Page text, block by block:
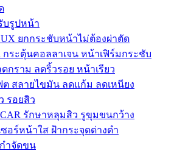
บรูปหน้า
ยกกระชับหน้าไม่ต้องผ่าตัด
กระตุ้นคอลลาเจน หน้าเฟิร์มกระชับ
กราม ลดริ้วรอย หน้าเรียว
ต สลายไขมัน ลดแก้ม ลดเหนียง
รอยสิว
รักษาหลุมสิว รูขุมขนกว้าง
ซอร์หน้าใส ฝ้ากระจุดด่างดำ
กำจัดขน